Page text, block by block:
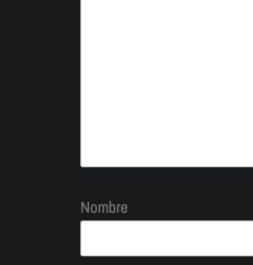
Nombre